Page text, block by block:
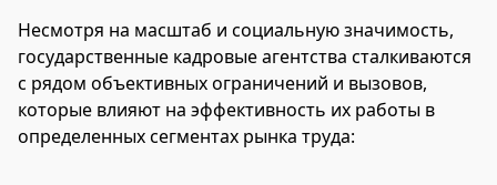
Несмотря на масштаб и социальную значимость,
государственные кадровые агентства сталкиваются
с рядом объективных ограничений и вызовов,
которые влияют на эффективность их работы в
определенных сегментах рынка труда: